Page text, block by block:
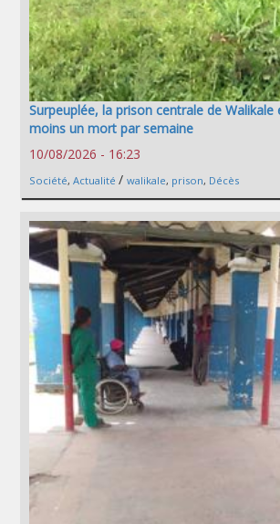
Surpeuplée, la prison centrale de Walikale
moins un mort par semaine
10/08/2026 - 16:23
Société, Actualité / walikale, prison, Décès